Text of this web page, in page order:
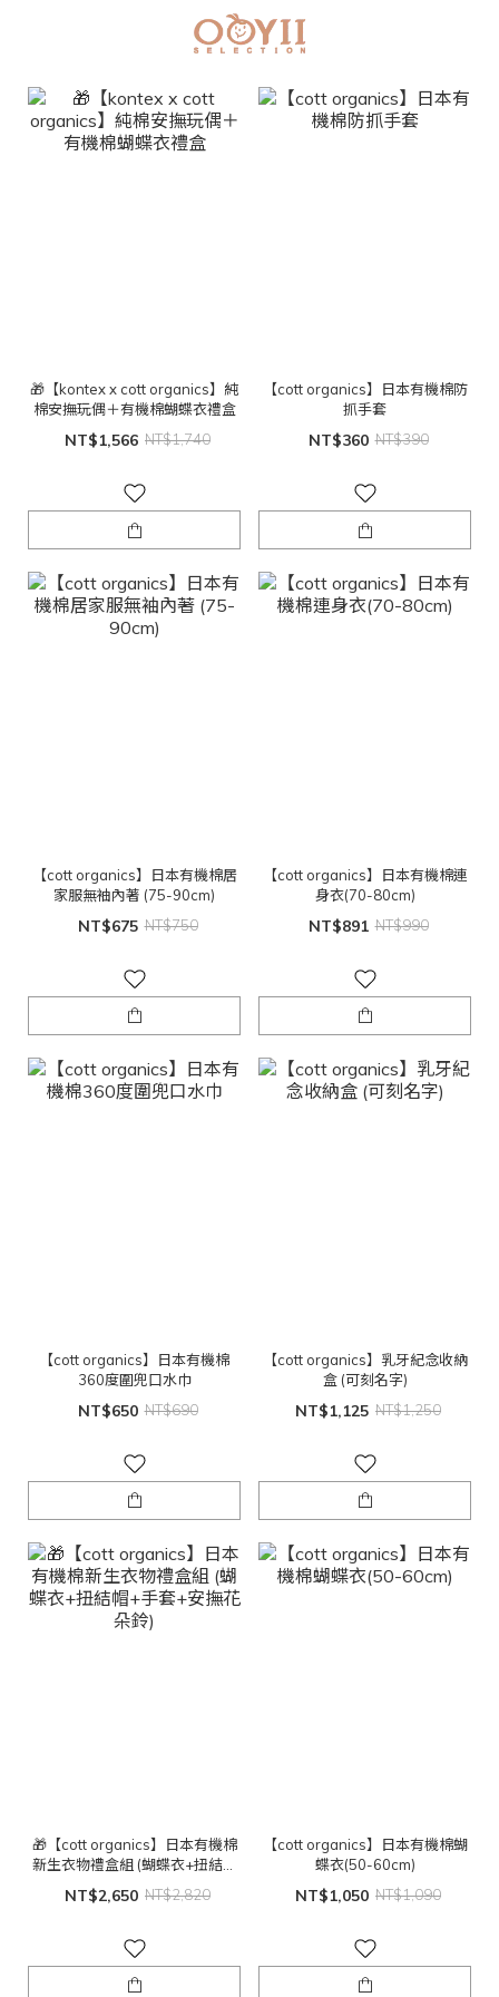
🎁【kontex x cott organics】純
棉安撫玩偶＋有機棉蝴蝶衣禮盒
NT$1,566 NT$1,740
【cott organics】日本有機棉防
抓手套
NT$360 NT$390
【cott organics】日本有機棉居
家服無袖內著 (75-90cm)
NT$675 NT$750
【cott organics】日本有機棉連
身衣(70-80cm)
NT$891 NT$990
【cott organics】日本有機棉
360度圍兜口水巾
NT$650 NT$690
【cott organics】乳牙紀念收納
盒 (可刻名字)
NT$1,125 NT$1,250
🎁【cott organics】日本有機棉
新生衣物禮盒組 (蝴蝶衣+扭結帽
+手套+安撫花朵鈴)
NT$2,650 NT$2,820
【cott organics】日本有機棉蝴
蝶衣(50-60cm)
NT$1,050 NT$1,090